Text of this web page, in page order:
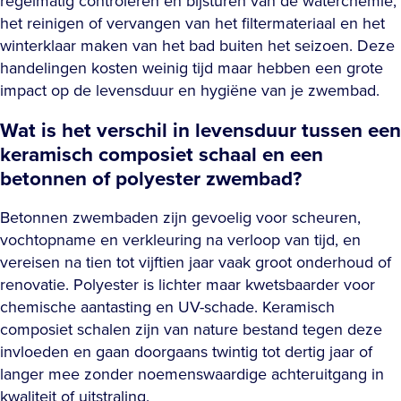
het reinigen of vervangen van het filtermateriaal en het
winterklaar maken van het bad buiten het seizoen. Deze
handelingen kosten weinig tijd maar hebben een grote
impact op de levensduur en hygiëne van je zwembad.
Wat is het verschil in levensduur tussen een
keramisch composiet schaal en een
betonnen of polyester zwembad?
Betonnen zwembaden zijn gevoelig voor scheuren,
vochtopname en verkleuring na verloop van tijd, en
vereisen na tien tot vijftien jaar vaak groot onderhoud of
renovatie. Polyester is lichter maar kwetsbaarder voor
chemische aantasting en UV-schade. Keramisch
composiet schalen zijn van nature bestand tegen deze
invloeden en gaan doorgaans twintig tot dertig jaar of
langer mee zonder noemenswaardige achteruitgang in
kwaliteit of uitstraling.